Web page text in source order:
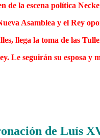
de la escena política
Asamblea y el Rey
llega la toma de las
Le seguirán su esposa
de Luís